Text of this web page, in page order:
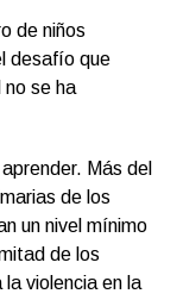
de niños
desafío que
no se ha
Más del
de los
un nivel mínimo
de los
violencia en la